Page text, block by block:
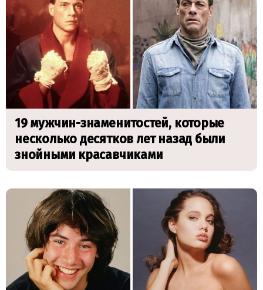
19 мужчин-знаменитостей, которые
несколько десятков лет назад были
знойными красавчиками